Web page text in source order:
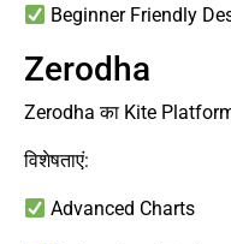
Beginner Friendly
Zerodha
Zerodha का Kite
विशेषताएं:
Advanced Charts